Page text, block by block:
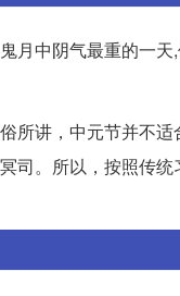
月中阴气最重的一
所讲，中元节并不
司。所以，按照传